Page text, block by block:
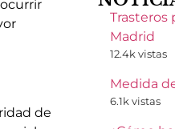
de
Trasteros
Madrid
12.4k vistas
Medida
6.1k vistas